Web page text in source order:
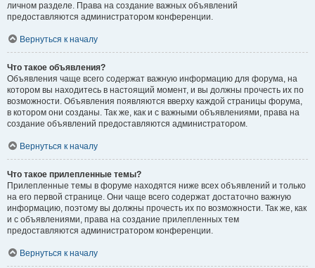
личном разделе. Права на создание важных объявлений
предоставляются администратором конференции.
Вернуться к началу
Что такое объявления?
Объявления чаще всего содержат важную информацию для форума, на
котором вы находитесь в настоящий момент, и вы должны прочесть их по
возможности. Объявления появляются вверху каждой страницы форума,
в котором они созданы. Так же, как и с важными объявлениями, права на
создание объявлений предоставляются администратором.
Вернуться к началу
Что такое прилепленные темы?
Прилепленные темы в форуме находятся ниже всех объявлений и только
на его первой странице. Они чаще всего содержат достаточно важную
информацию, поэтому вы должны прочесть их по возможности. Так же, как
и с объявлениями, права на создание прилепленных тем
предоставляются администратором конференции.
Вернуться к началу